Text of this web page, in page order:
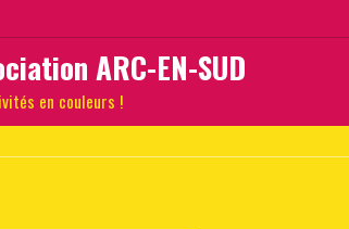
ARC-EN-SUD
en couleurs !